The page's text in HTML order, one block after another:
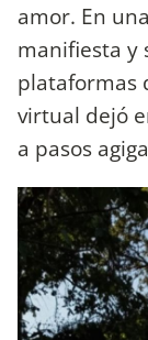
amor. En
manifiesta y
plataformas
virtual dejó
a pasos